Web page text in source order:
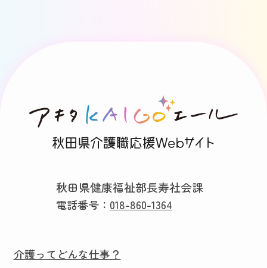
秋田県健康福祉部長寿社会課
電話番号： 018-860-1364
介護ってどんな仕事？